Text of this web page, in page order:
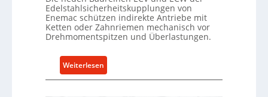
Edelstahlsicherheitskupplungen von
Enemac schützen indirekte Antriebe mit
Ketten oder Zahnriemen mechanisch vor
Drehmomentspitzen und Überlastungen.
Weiterlesen
M